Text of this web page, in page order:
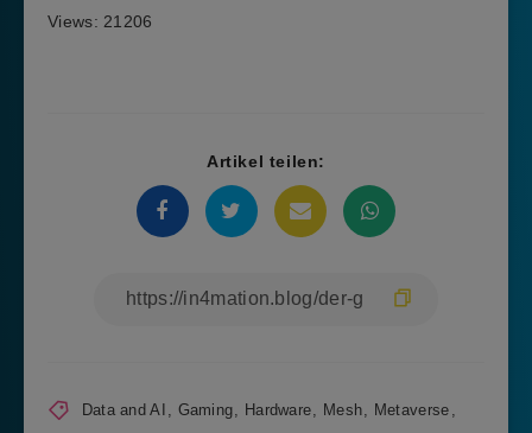
Views: 21206
Artikel teilen:
Data and AI , Gaming, Hardware, Mesh, Metaverse ,